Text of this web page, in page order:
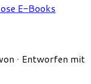
E-Books
· Entworfen mit